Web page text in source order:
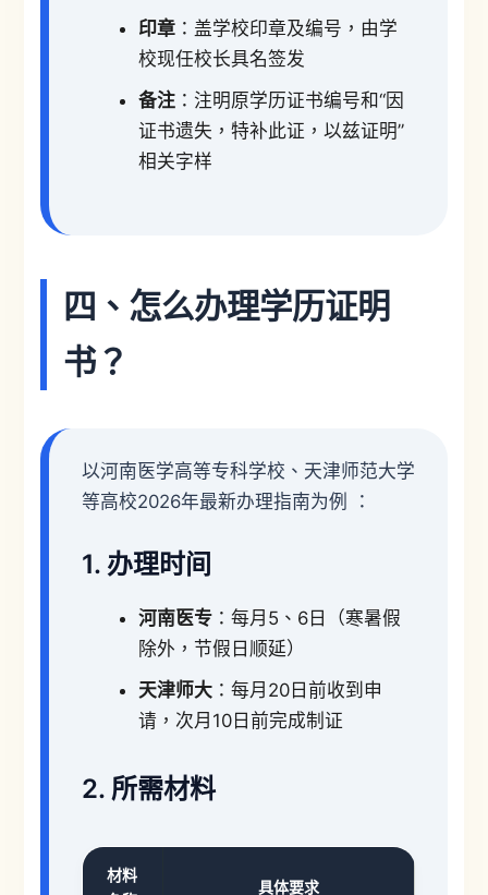
印章：盖学校印章及编号，由学
校现任校长具名签发
备注：注明原学历证书编号和“因
证书遗失，特补此证，以兹证明”
相关字样
四、怎么办理学历证明
书？
以河南医学高等专科学校、天津师范大学
等高校2026年最新办理指南为例 ：
1. 办理时间
河南医专：每月5、6日（寒暑假
除外，节假日顺延）
天津师大：每月20日前收到申
请，次月10日前完成制证
2. 所需材料
材料
具体要求